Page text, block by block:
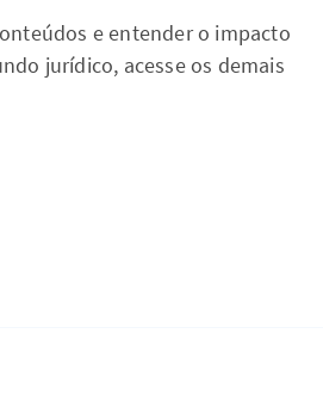
e entender o impacto
jurídico, acesse os demais